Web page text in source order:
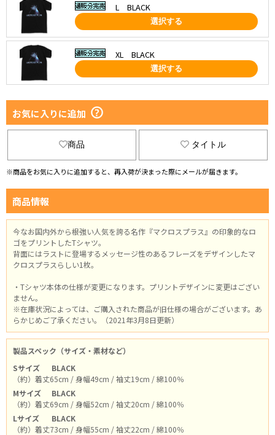
L BLACK
選択する
XL BLACK
選択する
お気に入りに追加
商品 タイトル
※商品をお気に入りに追加すると、再入荷が決まった際にメールが届きます。
商品情報
今なお国内外から根強い人気を誇る名作『マクロスプラス』の印象的なロ
ゴをプリントしたTシャツ。
背面にはラストに登場するメッセージ性のあるフレーズをデザインしたマ
クロスプラスらしい1枚。
・Tシャツ本体の仕様が変更になります。プリントデザインに変更はござい
ません。
※在庫状況によっては、ご購入された商品が旧仕様の場合がございます。あ
らかじめご了承ください。（2021年3月8日更新）
製品スペック（サイズ・素材など）
Sサイズ
BLACK
（約）着丈65cm / 身幅49cm / 袖丈19cm / 綿100％
Mサイズ
BLACK
（約）着丈69cm / 身幅52cm / 袖丈20cm / 綿100％
Lサイズ
BLACK
（約）着丈73cm / 身幅55cm / 袖丈22cm / 綿100％